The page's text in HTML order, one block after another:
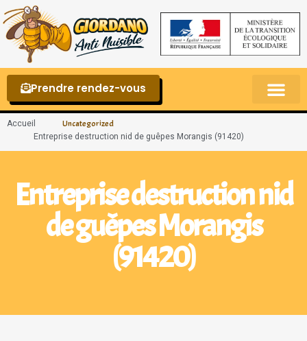
Prendre rendez-vous
Accueil Uncategorized
Entreprise destruction nid de guêpes Morangis (91420)
Entreprise destruction nid
de guêpes Morangis
(91420)